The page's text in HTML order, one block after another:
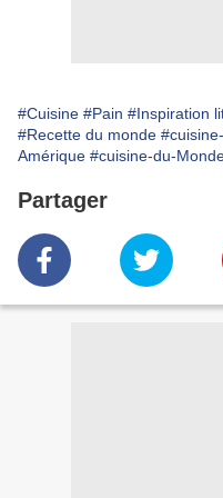
#Cuisine #Pain #Inspiration
#Recette du monde
Amérique #cuisine-du-
Partager